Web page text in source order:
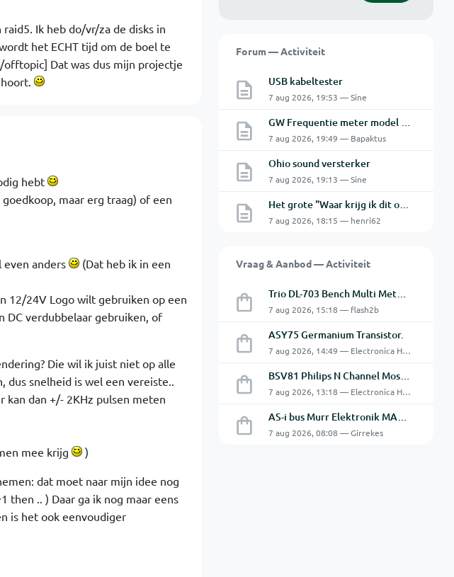
Forum — Activiteit
USB kabeltester
7 aug 2026, 19:53 — Sine
GW Frequentie meter model GFC-8010G probleem
7 aug 2026, 19:49 — Bapaktus
Ohio sound versterker
7 aug 2026, 19:13 — Sine
Het grote "Waar krijg ik dit onderdeel" topic Deel 11
7 aug 2026, 18:15 — henri62
Vraag & Aanbod — Activiteit
Trio DL-703 Bench Multi Meter **VERKOCHT**
7 aug 2026, 15:18 — flash2b
ASY75 Germanium Transistor.
7 aug 2026, 14:49 — Electronica Hobbyist
BSV81 Philips N Channel Mosfet Transistors.
7 aug 2026, 13:18 — Electronica Hobbyist
AS-i bus Murr Elektronik MASI20 AS-Interface I/O-module 56440
7 aug 2026, 08:08 — Girrekes
Ik heb do/vr/za de disks in
het ECHT tijd om de boel te
Dat was dus mijn projectje
hebt
maar erg traag) of een
anders
(Dat heb ik in een
12/24V Logo wilt gebruiken op een
verdubbelaar gebruiken, of
Die wil ik juist niet op alle
snelheid is wel een vereiste..
dan +/- 2KHz pulsen meten
mee krijg
)
dat moet naar mijn idee nog
.. ) Daar ga ik nog maar eens
is het ook eenvoudiger